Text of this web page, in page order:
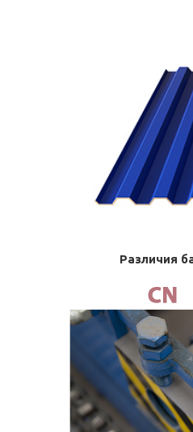
Различия